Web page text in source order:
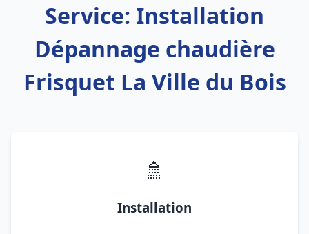
Service: Installation
Dépannage chaudière
Frisquet La Ville du Bois
🚿
Installation